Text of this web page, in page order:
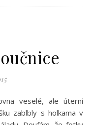
zablbly s holkama v